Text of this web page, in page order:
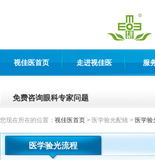
视佳医首页 走进视佳医 服
免费咨询眼科专家问题
您现在所在的位置： 视佳医首页 > 医学验光配镜 > 医学验
医学验光流程